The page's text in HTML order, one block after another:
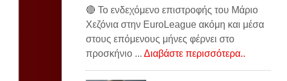
🔴 Το ενδεχόμενο επιστροφής του Μάριο
Χεζόνια στην EuroLeague ακόμη και μέσα
στους επόμενους μήνες φέρνει στο
προσκήνιο ... Διαβάστε περισσότερα..